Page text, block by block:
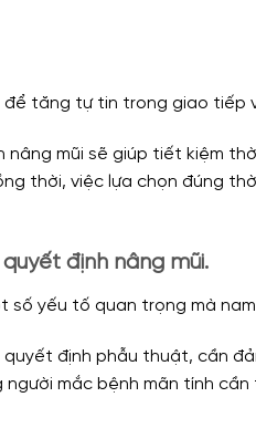
để tăng tự tin trong giao tiếp
mũi sẽ giúp tiết kiệm
thời, việc lựa chọn đúng
định nâng mũi.
số yếu tố quan trọng mà
quyết định phẫu thuật, cần
người mắc bệnh mãn tính